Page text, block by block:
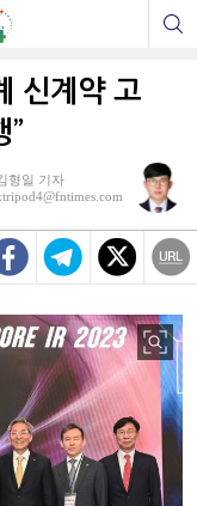
신계약 고
”
형일 기자